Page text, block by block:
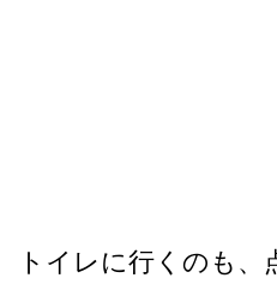
トイレに行くのも、